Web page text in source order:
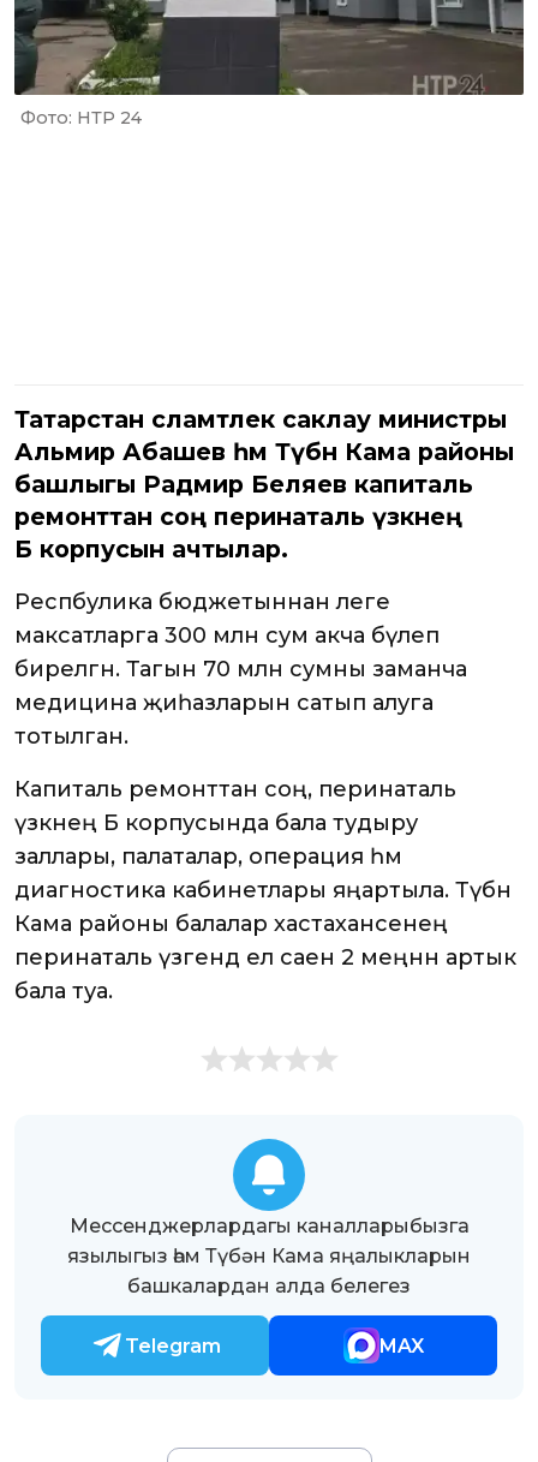
Фото: НТР 24
Татарстан сәламәтлек саклау министры
Альмир Абашев һәм Түбән Кама районы
башлыгы Радмир Беляев капиталь
ремонттан соң перинаталь үзәкнең
Б корпусын ачтылар.
Респбулика бюджетыннан әлеге
максатларга 300 млн сум акча бүлеп
бирелгән. Тагын 70 млн сумны заманча
медицина җиһазларын сатып алуга
тотылган.
Капиталь ремонттан соң, перинаталь
үзәкнең Б корпусында бала тудыру
заллары, палаталар, операция һәм
диагностика кабинетлары яңартыла. Түбән
Кама районы балалар хастаханәсенең
перинаталь үзәгендә ел саен 2 меңнән артык
бала туа.
Мессенджерлардагы каналларыбызга
язылыгыз һәм Түбән Кама яңалыкларын
башкалардан алда белегез
Telegram MAX